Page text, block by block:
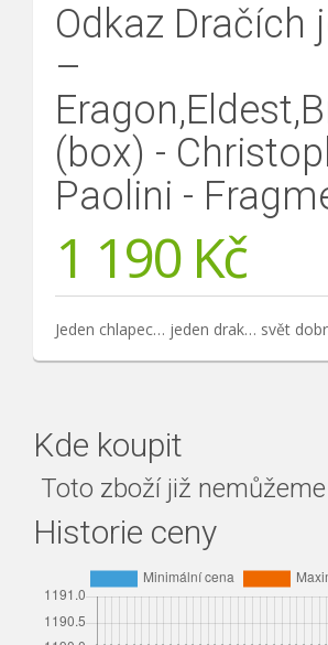
Odkaz Dračích
–
(box) -
Paolini -
1 190Kč
Jeden chlapec… jeden drak… svět
Kde koupit
Toto zboží již
Historie ceny